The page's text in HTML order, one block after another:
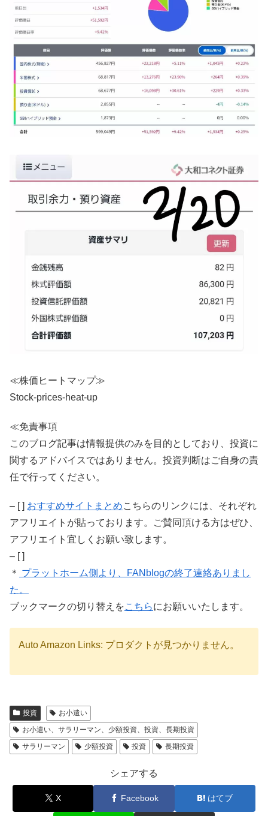
≪株価ヒートマップ≫
Stock-prices-heat-up
≪免責事項
このブログ記事は情報提供のみを目的としており、投資に
関するアドバイスではありません。投資判断はご自身の責
任で行ってください。
– [ ] おすすめサイトまとめこちらのリンクには、それぞれ
アフリエイトが貼っております。ご賛同頂ける方はぜひ、
アフリエイト宜しくお願い致します。
– [ ]
＊ プラットホーム側より、FANblogの終了連絡ありまし
た。
ブックマークの切り替えをこちらにお願いいたします。
Auto Amazon Links: プロダクトが見つかりません。
投資
お小遣い
お小遣い、サラリーマン、少額投資、投資、長期投資
サラリーマン
少額投資 投資 長期投資
シェアする
X Facebook はてブ